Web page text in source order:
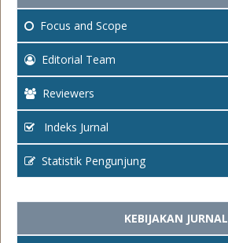
Focus and Scope
Editorial Team
Reviewers
Indeks Jurnal
Statistik Pengunjung
KEBIJAKAN JURNAL